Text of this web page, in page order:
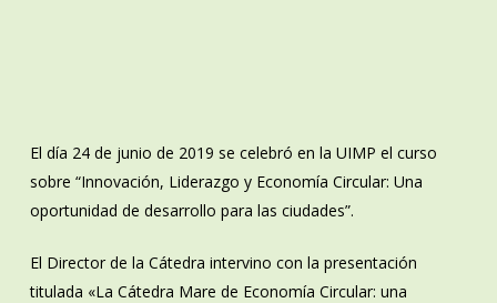
El día 24 de junio de 2019 se celebró en la UIMP el curso
sobre “Innovación, Liderazgo y Economía Circular: Una
oportunidad de desarrollo para las ciudades”.
El Director de la Cátedra intervino con la presentación
titulada «La Cátedra Mare de Economía Circular: una